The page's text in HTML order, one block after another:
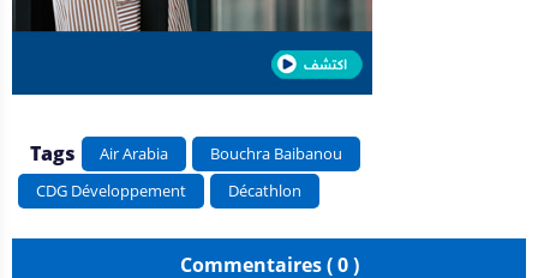
Tags Air Arabia
Bouchra Baibanou
CDG Développement
Décathlon
Commentaires ( 0 )